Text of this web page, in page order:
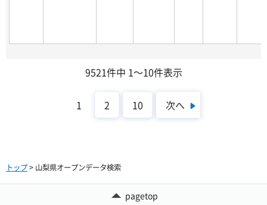
9521件中 1～10件表示
1 2 10 次へ
トップ> 山梨県オープンデータ検索
pagetop